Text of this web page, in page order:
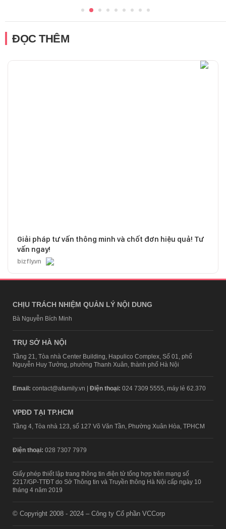
ĐỌC THÊM
Giải pháp tư vấn thông minh và chốt đơn hiệu quả! Tư
vấn ngay!
bizfly.vn
CHỊU TRÁCH NHIỆM QUẢN LÝ NỘI DUNG
Bà Nguyễn Bích Minh
TRỤ SỞ HÀ NỘI
Tầng 21, Tòa nhà Center Building, Hapulico Complex, Số 01, phố
Nguyễn Huy Tưởng, phường Thanh Xuân, thành phố Hà Nội
Email: contact@afamily.vn | Điện thoại: 024 7309 5555, máy lẻ 62.370
VPĐD TẠI TP.HCM
Tầng 4, Tòa nhà 123, số 127 Võ Văn Tần, Phường Xuân Hòa, TPHCM
Điện thoại: 028 7307 7979
Giấy phép thiết lập trang thông tin điện tử tổng hợp trên mạng số
2217/GP-TTĐT do Sở Thông tin và Truyền thông Hà Nội cấp ngày 10
tháng 4 năm 2019
© Copyright 2008 - 2024 – Công ty Cổ phần VCCorp